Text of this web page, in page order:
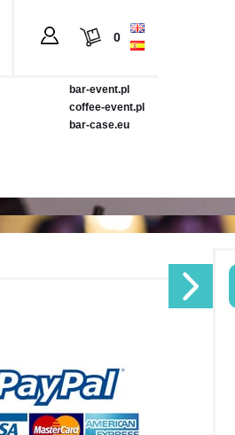
0
bar-event.pl
coffee-event.pl
bar-case.eu